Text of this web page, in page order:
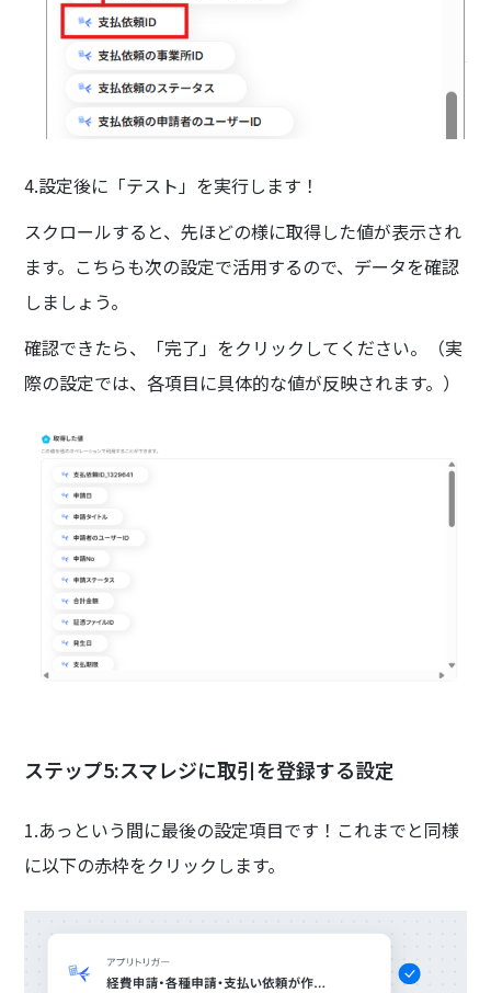
4.設定後に「テスト」を実行します！
スクロールすると、先ほどの様に取得した値が表示され
ます。こちらも次の設定で活用するので、データを確認
しましょう。
確認できたら、「完了」をクリックしてください。（実
際の設定では、各項目に具体的な値が反映されます。）
ステップ5:スマレジに取引を登録する設定
1.あっという間に最後の設定項目です！これまでと同様
に以下の赤枠をクリックします。